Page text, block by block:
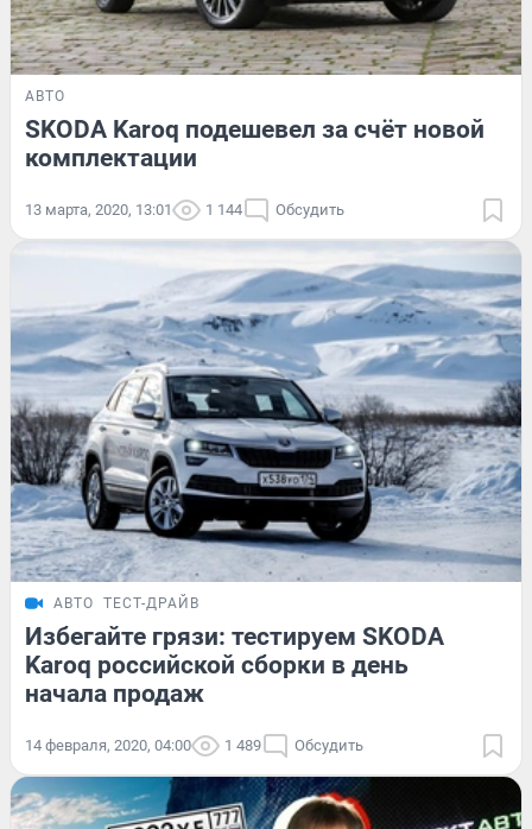
АВТО
SKODA Karoq подешевел за счёт новой
комплектации
13 марта, 2020, 13:01 1 144 Обсудить
АВТО ТЕСТ-ДРАЙВ
Избегайте грязи: тестируем SKODA
Karoq российской сборки в день
начала продаж
14 февраля, 2020, 04:00 1 489 Обсудить